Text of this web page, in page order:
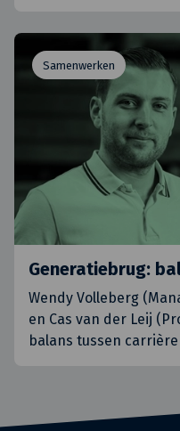
Samenwerken
Generatiebrug:
Wendy Volleberg
en Cas van der Leij
balans tussen